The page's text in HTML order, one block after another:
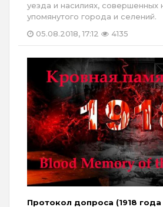
уезда и насилиях, совершенных
упомянутого города и селений.
05.08.2018, 17:12
4135
Протокол допроса (1918